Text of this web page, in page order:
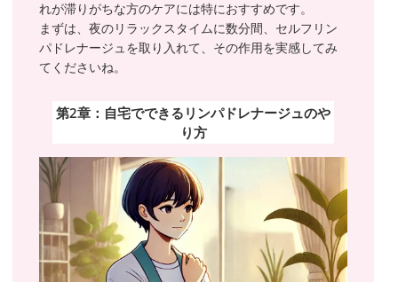
れが滞りがちな方のケアには特におすすめです。
まずは、夜のリラックスタイムに数分間、セルフリン
パドレナージュを取り入れて、その作用を実感してみ
てくださいね。
第2章：自宅でできるリンパドレナージュのや
り方